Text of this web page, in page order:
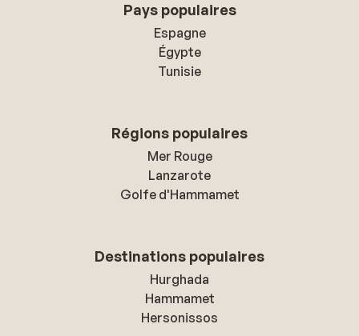
Pays populaires
Espagne
Égypte
Tunisie
Régions populaires
Mer Rouge
Lanzarote
Golfe d'Hammamet
Destinations populaires
Hurghada
Hammamet
Hersonissos